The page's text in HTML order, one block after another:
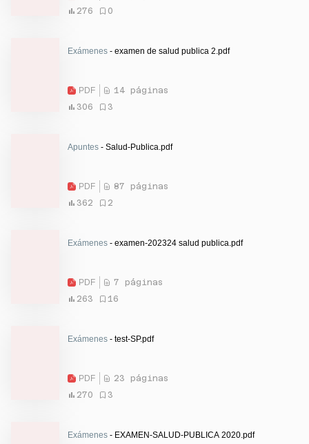
276
0
Exámenes - examen de salud publica 2.pdf
PDF
14 páginas
306
3
Apuntes - Salud-Publica.pdf
PDF
87 páginas
362
2
Exámenes - examen-202324 salud publica.pdf
PDF
7 páginas
263
16
Exámenes - test-SP.pdf
PDF
23 páginas
270
3
Exámenes - EXAMEN-SALUD-PUBLICA 2020.pdf